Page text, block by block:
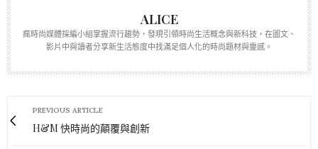
ALICE
瘋時尚媒體採編小組掌握流行趨勢，發現引領時尚生活概念與新科技，在圖文、
影片中與讀者分享新生活態度中找滿足個人化的時尚題材與靈感。
PREVIOUS ARTICLE
H&M 快時尚的顛覆與創新